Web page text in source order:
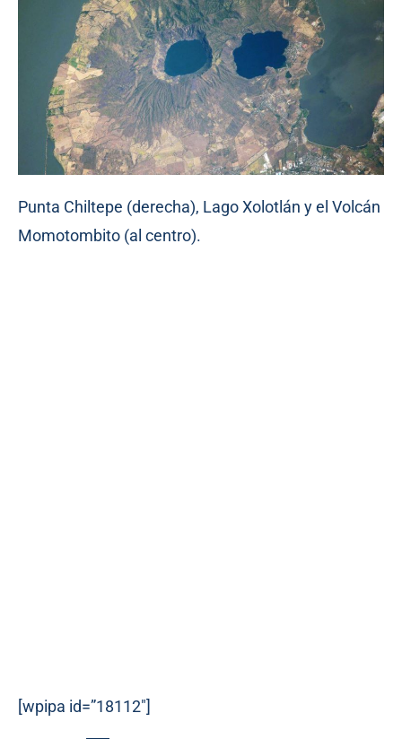
Punta Chiltepe (derecha), Lago Xolotlán y el Volcán
Momotombito (al centro).
[wpipa id=”18112″]